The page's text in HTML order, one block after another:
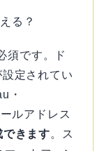
る？
須です。ド
定されてい
・
ルアドレス
きます。ス